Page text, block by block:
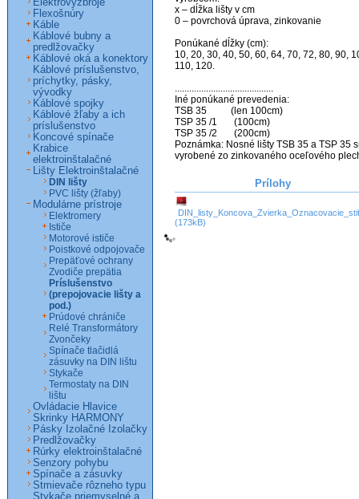
x – dĺžka lišty v cm
0 – povrchová úprava, zinkovanie
Ponúkané dĺžky (cm):
10, 20, 30, 40, 50, 60, 64, 70, 72, 80, 90,
110, 120.
.........................................
Iné ponúkané prevedenia:
TSB 35          (len 100cm)
TSP 35 /1       (100cm)
TSP 35 /2       (200cm)
Poznámka: Nosné lišty TSB 35 a TSP 35
vyrobené zo zinkovaného oceľového
Prílohy
(173kB)
Elektrovýzbroje
Flexošnúry
Káble
Káblové bubny a
predlžovačky
Káblové oká a konektory
Káblové príslušenstvo,
príchytky, pásky,
vývodky
Káblové spojky
Káblové žľaby a ich
príslušenstvo
Koncové spínače
Krabice
elektroinštalačné
Lišty Elektroinštalačné
DIN lišty
PVC lišty (žľaby)
Modulárne prístroje
Elektromery
Ističe
Motorové ističe
Poistkové odpojovače
Prepäťové ochrany
Zvodiče prepätia
Príslušenstvo
(prepojovacie lišty a
pod.)
Prúdové chrániče
Relé Transformátory
Zvončeky
Spínače tlačidlá
zásuvky na DIN lištu
Stykače
Termostaty na DIN
lištu
Ovládacie Hlavice
Skrinky HARMONY
Pásky Izolačné Izolačky
Predlžovačky
Rúrky elektroinštalačné
Senzory pohybu
Spínače a zásuvky
Stmievače rôzneho typu
Stykače priemyselné a